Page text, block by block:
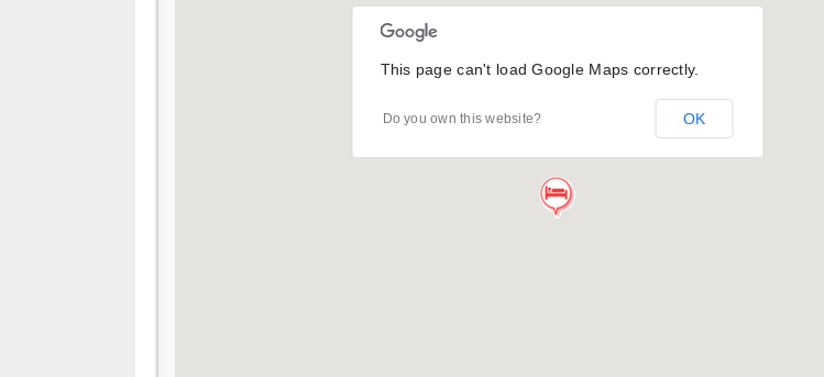
This page can't load Google Maps correctly.
Do you own this website? OK